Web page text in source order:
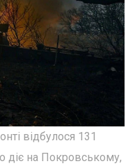
відбулося 131
діє на Покровському,